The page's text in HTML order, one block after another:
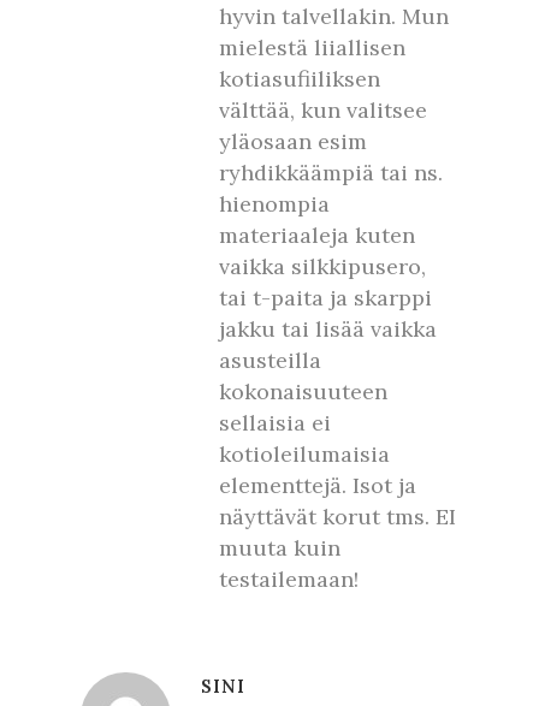
hyvin talvellakin. Mun
mielestä liiallisen
kotiasufiiliksen
välttää, kun valitsee
yläosaan esim
ryhdikkäämpiä tai ns.
hienompia
materiaaleja kuten
vaikka silkkipusero,
tai t-paita ja skarppi
jakku tai lisää vaikka
asusteilla
kokonaisuuteen
sellaisia ei
kotioleilumaisia
elementtejä. Isot ja
näyttävät korut tms. EI
muuta kuin
testailemaan!
SINI